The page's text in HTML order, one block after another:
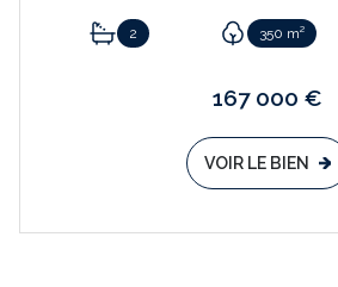
2 350 m²
167 000 €
VOIR LE BIEN